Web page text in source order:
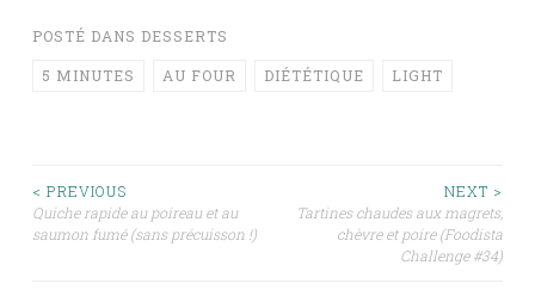
POSTÉ DANS DESSERTS
5 MINUTES AU FOUR DIÉTÉTIQUE LIGHT
Navigation
des
< PREVIOUS
Quiche rapide au poireau et au
saumon fumé (sans précuisson !)
NEXT >
Tartines chaudes aux magrets,
chèvre et poire (Foodista
Challenge #34)